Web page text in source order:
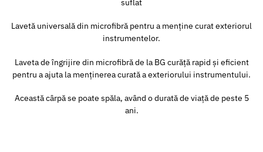
suflat
Lavetă universală din microfibră pentru a menține curat exteriorul
instrumentelor.
Laveta de îngrijire din microfibră de la BG curăță rapid și eficient
pentru a ajuta la menținerea curată a exteriorului instrumentului.
Această cârpă se poate spăla, având o durată de viață de peste 5
ani.